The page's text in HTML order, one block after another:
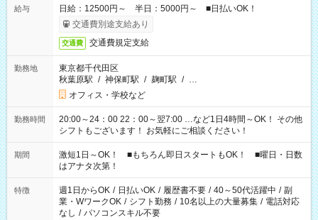
給与
日給：12500円～ 半日：5000円～ ■日払いOK！
交通費別途支給あり
交通費 交通費規定支給
勤務地
東京都千代田区
秋葉原駅 / 神保町駅 / 麹町駅 / …
オフィス・学校など
勤務時間
20:00～24：00 22：00～翌7:00 …など1日4時間～OK！ その他
シフトもございます！ お気軽にご相談ください！
期間
激短1日～OK！ ■もちろん即日スタートもOK！ ■曜日・日数
はアナタ次第！
特徴 週1日からOK / 日払いOK / 履歴書不要 / 40～50代活躍中 / 副
業・WワークOK / シフト勤務 / 10名以上の大量募集 / 電話対応
なし / パソコンスキル不要